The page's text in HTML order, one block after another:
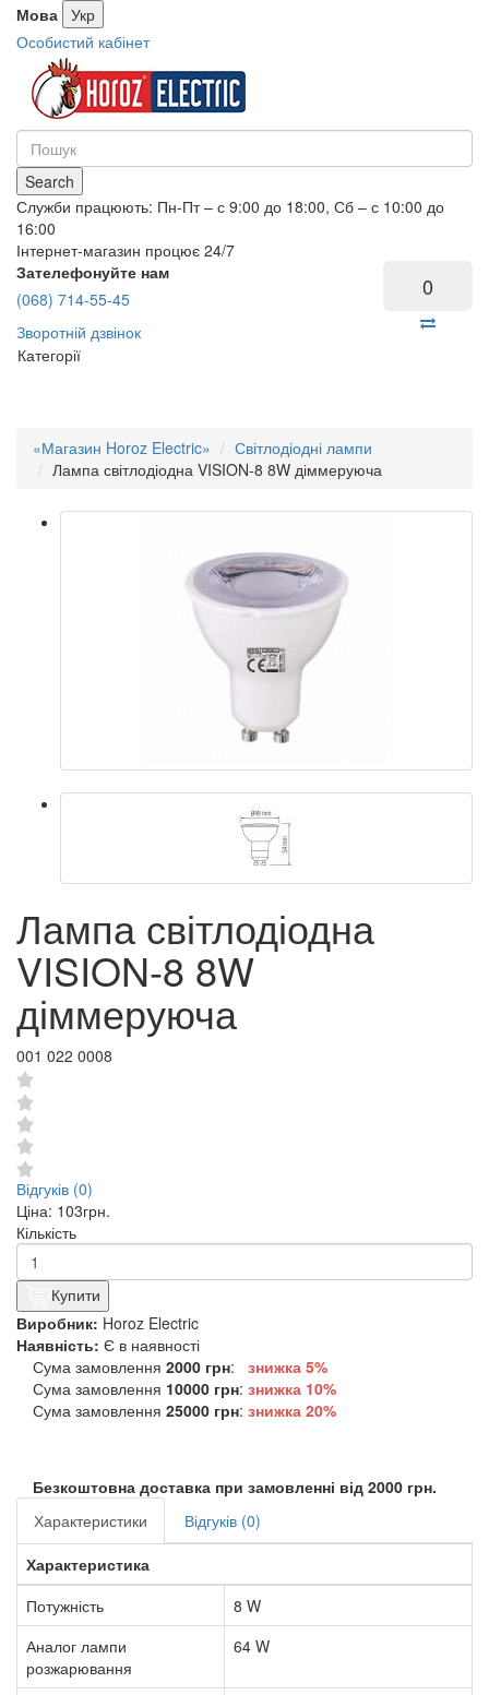
Мова Укр
Особистий кабінет
Search
Служби працюють: Пн-Пт – с 9:00 до 18:00, Сб – с 10:00 до
16:00
Інтернет-магазин процює 24/7
Зателефонуйте нам
(068) 714-55-45
Зворотній дзвінок
0
Категорії
«Магазин Horoz Electric»
Світлодіодні лампи
Лампа світлодіодна VISION-8 8W діммеруюча
Лампа світлодіодна
VISION-8 8W
діммеруюча
001 022 0008
Відгуків (0)
Ціна: 103грн.
Кількість
Купити
Виробник: Horoz Electric
Наявність: Є в наявності
Сума замовлення 2000 грн:
знижка 5%
Сума замовлення 10000 грн: знижка 10%
Сума замовлення 25000 грн: знижка 20%
Безкоштовна доставка при замовленні від 2000 грн.
Характеристики
Відгуків (0)
Характеристика
Потужність
8 W
Аналог лампи
розжарювання
64 W